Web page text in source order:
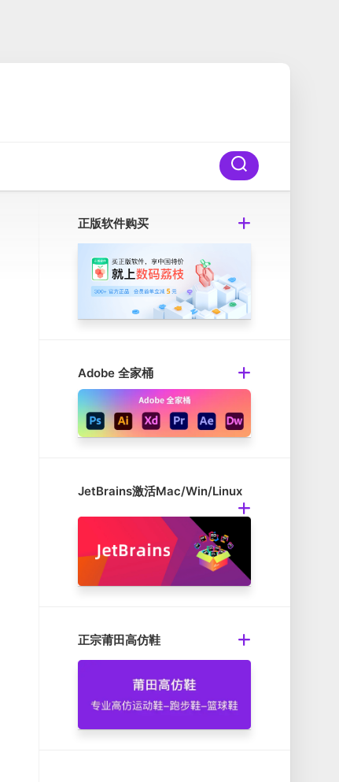
正版软件购买
Adobe 全家桶
JetBrains激活Mac/Win/Linux
正宗莆田高仿鞋